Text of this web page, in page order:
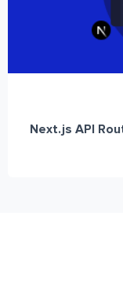
Next.js API